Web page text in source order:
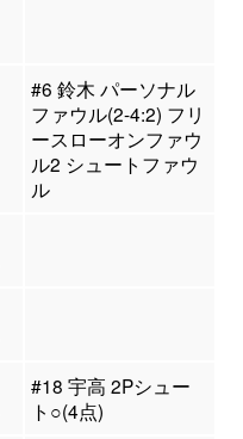
#6 鈴木 パーソナル
ファウル(2-4:2) フリ
ースローオンファウ
ル2 シュートファウ
ル
#18 宇高 2Pシュー
ト○(4点)